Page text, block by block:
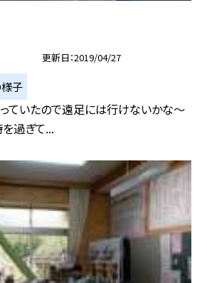
更新日 2019/04/27
子
ていたので遠足には行けないかな〜
を過ぎて...